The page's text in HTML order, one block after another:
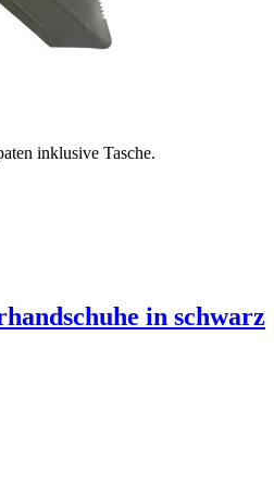
inklusive Tasche.
in schwarz